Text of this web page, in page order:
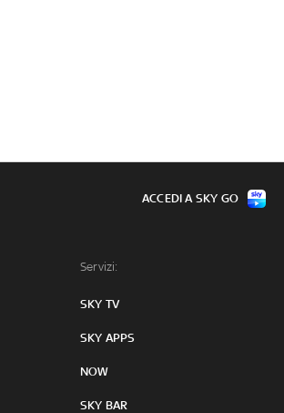
Servizi:
SKY TV
SKY APPS
NOW
SKY BAR
ACCEDI A SKY GO